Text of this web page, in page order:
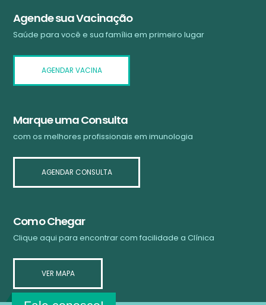
Agende sua Vacinação
Saúde para você e sua família em primeiro lugar
AGENDAR VACINA
Marque uma Consulta
com os melhores profissionais em imunologia
AGENDAR CONSULTA
Como Chegar
Clique aqui para encontrar com facilidade a Clínica
VER MAPA